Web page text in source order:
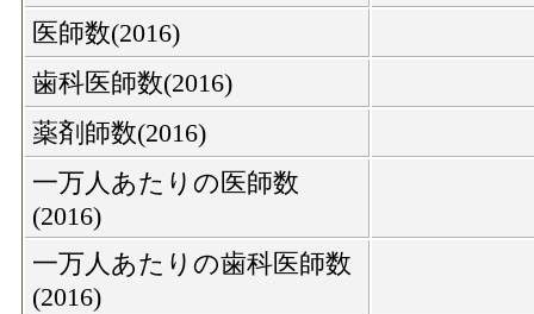
医師数(2016)
歯科医師数(2016)
薬剤師数(2016)
一万人あたりの医師数
(2016)
一万人あたりの歯科医師数
(2016)